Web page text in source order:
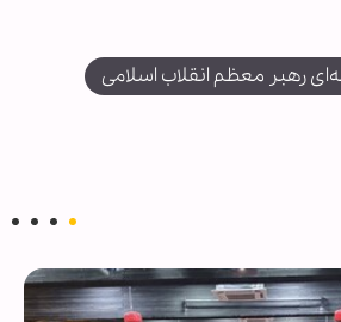
رهبر معظم انقلاب اسلامی